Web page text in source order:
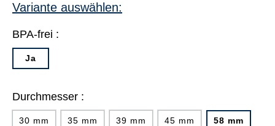
Variante auswählen:
BPA-frei :
Ja
Durchmesser :
30 mm 35 mm 39 mm 45 mm 58 mm